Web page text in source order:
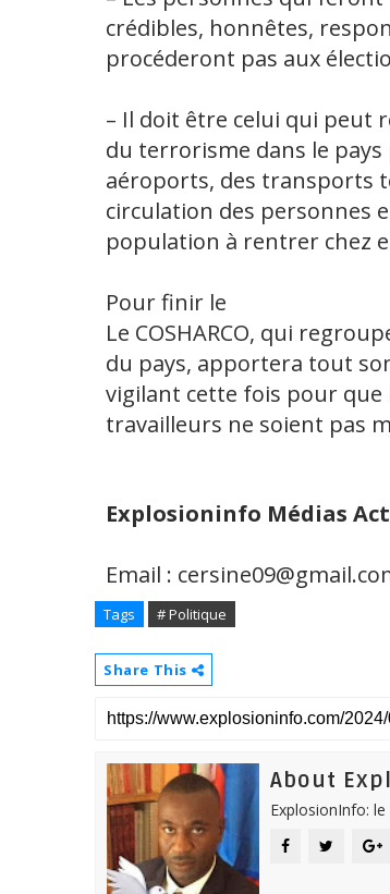
crédibles, honnêtes,
procéderont pas aux
– Il doit être celui qui peut
du terrorisme dans le
aéroports, des transports
circulation des personnes
population à rentrer chez
Pour finir le
Le COSHARCO, qui
du pays, apportera tout
vigilant cette fois pour que
travailleurs ne soient pas
Explosioninfo Médias
Email :
Tags # Politique
Share This
About
ExplosionInfo: